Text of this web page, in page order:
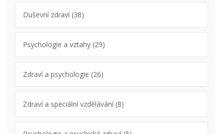
Duševní zdraví(38)
Psychologie a vztahy (29)
Zdraví a psychologie (26)
Zdraví a speciální vzdělávání(8)